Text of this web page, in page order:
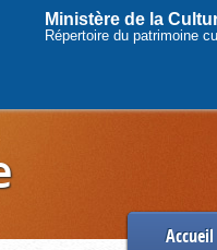
Ministère de la
Répertoire du patrimoine
Accueil